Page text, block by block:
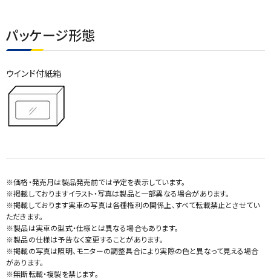
パッケージ形態
ウインド付紙箱
※価格・発売月は製品発売前では予定を表示しています。
※掲載しておりますイラスト・写真は製品と一部異なる場合があります。
※掲載しております実車の写真は各種権利の関係上、すべて転載禁止とさせてい
ただきます。
※製品は実車の型式・仕様とは異なる場合もあります。
※製品の仕様は予告なく変更することがあります。
※掲載の写真は照明、モニターの調整具合により実際の色と異なって見える場合
があります。
※無断転載・複製を禁じます。